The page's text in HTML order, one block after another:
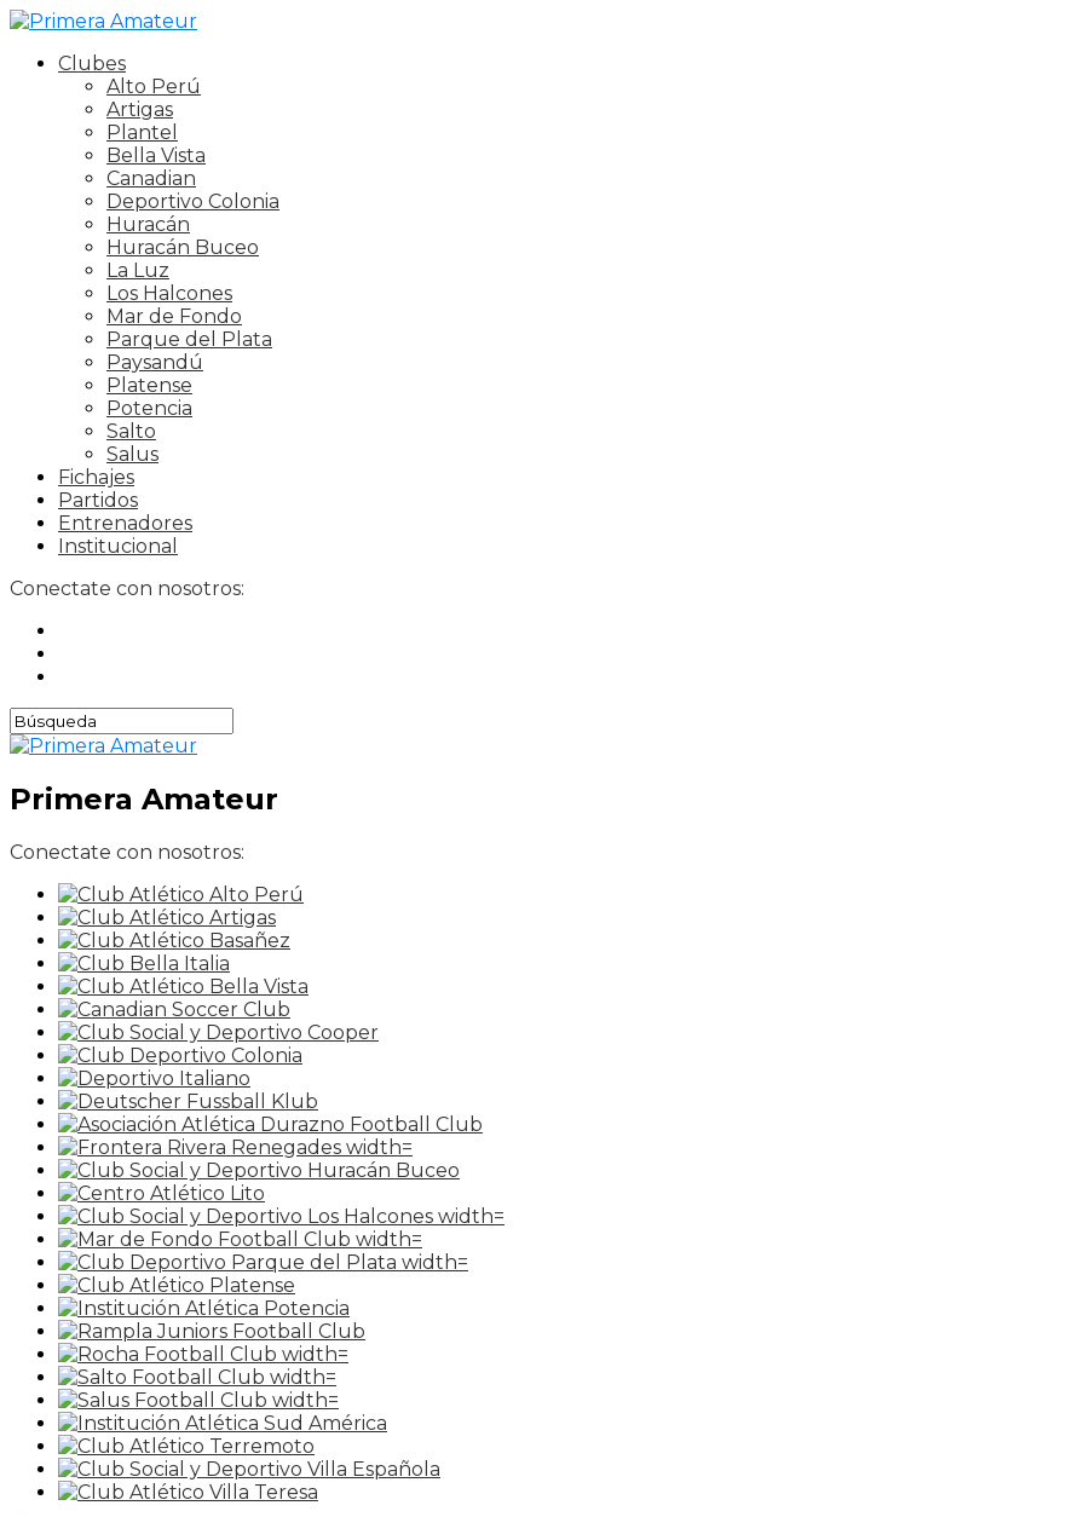
Clubes
Alto Perú
Artigas
Plantel
Bella Vista
Canadian
Deportivo Colonia
Huracán
Huracán Buceo
La Luz
Los Halcones
Mar de Fondo
Parque del Plata
Paysandú
Platense
Potencia
Salto
Salus
Fichajes
Partidos
Entrenadores
Institucional
Conectate con nosotros:
Primera Amateur
Conectate con nosotros: